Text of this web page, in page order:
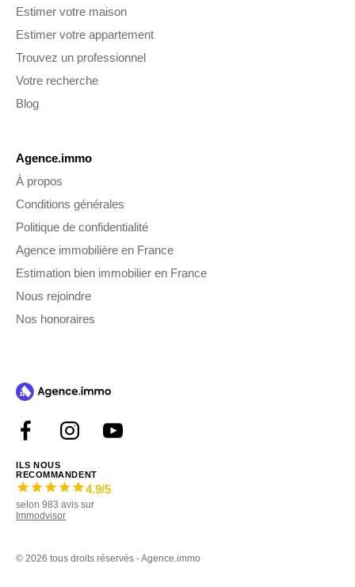
Estimer votre maison
Estimer votre appartement
Trouvez un professionnel
Votre recherche
Blog
Agence.immo
À propos
Conditions générales
Politique de confidentialité
Agence immobilière en France
Estimation bien immobilier en France
Nous rejoindre
Nos honoraires
ILS NOUS
RECOMMANDENT
4.9/5
selon 983 avis sur
Immodvisor
© 2026 tous droits réservés - Agence.immo